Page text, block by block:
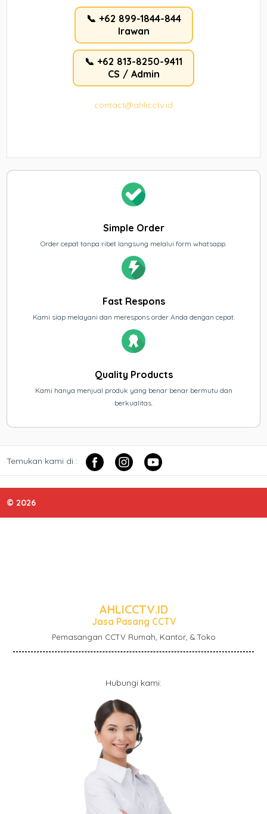
📞 +62 899-1844-844
Irawan
📞 +62 813-8250-9411
CS / Admin
contact@ahlicctv.id
Simple Order
Order cepat tanpa ribet langsung melalui form whatsapp.
Fast Respons
Kami siap melayani dan merespons order Anda dengan cepat.
Quality Products
Kami hanya menjual produk yang benar benar bermutu dan
berkualitas.
Temukan kami di :
© 2026
AHLICCTV.ID
Jasa Pasang CCTV
Pemasangan CCTV Rumah, Kantor, & Toko
Hubungi kami: